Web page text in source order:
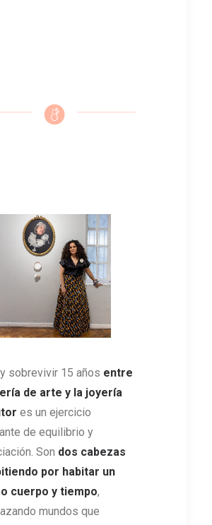
sobrevivir 15 años entre
de arte y la joyería
es un ejercicio
de equilibrio y
Son dos cabezas
por habitar un
cuerpo y tiempo,
mundos que